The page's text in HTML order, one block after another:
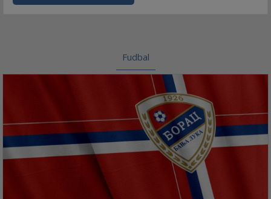
Fudbal